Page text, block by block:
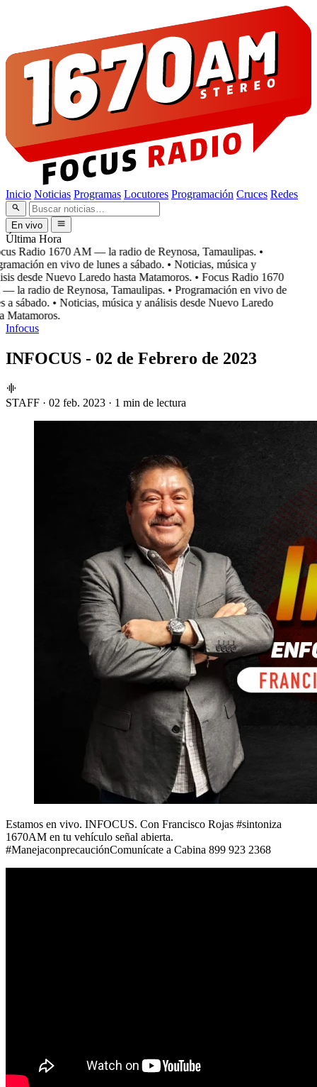
Inicio Noticias Programas Locutores Programación Cruces Redes
En vivo
Última Hora
Radio 1670 AM — la radio de Reynosa, Tamaulipas. •
en vivo de lunes a sábado. • Noticias, música y
desde Nuevo Laredo hasta Matamoros. • Focus Radio 1670
la radio de Reynosa, Tamaulipas. • Programación en vivo de
a sábado. • Noticias, música y análisis desde Nuevo Laredo
Matamoros.
Infocus
INFOCUS - 02 de Febrero de 2023
STAFF · 02 feb. 2023 · 1 min de lectura
Estamos en vivo. INFOCUS. Con Francisco Rojas #sintoniza
1670AM en tu vehículo señal abierta.
#ManejaconprecauciónComunícate a Cabina 899 923 2368